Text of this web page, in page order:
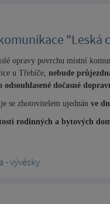
"Leská
opravy povrchu místní
u Třebíče, nebude
odsouhlasené dočasné
se zhotovitelem ujednán ve
rodinných a bytových
- vývěsky